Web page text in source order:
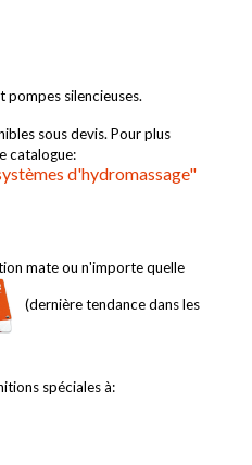
pompes silencieuses.
sous devis. Pour plus
catalogue:
d'hydromassage"
mate ou n'importe quelle
(dernière tendance dans les
spéciales à: